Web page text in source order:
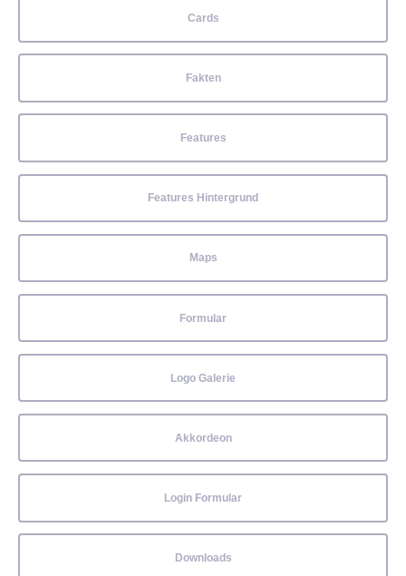
Cards
Fakten
Features
Features Hintergrund
Maps
Formular
Logo Galerie
Akkordeon
Login Formular
Downloads